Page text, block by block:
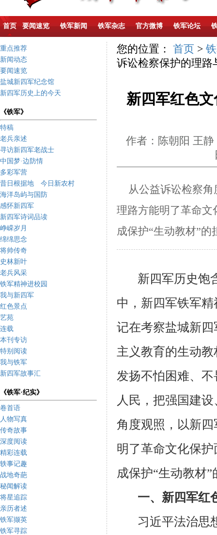
首页 要闻速览 铁军新闻 铁军杂志 官方微博 铁军论坛
重点推荐
新闻动态
要闻速览
盐城新四军纪念馆
新四军历史上的今天
《铁军》
特稿
老兵亲述
寻访新四军老战士
中国梦·边防情
多彩军营
昔日根据地 今日新农村
海洋岛屿与国防
感怀新四军
新四军诗词品读
峥嵘岁月
绵绵思念
将帅传奇
史林新叶
老兵风采
铁军精神进校园
我与新四军
红色景点
艺苑
连载
本刊专访
特别阅读
我与铁军
新四军故事汇
《铁军·纪实》
卷首语
人物写真
传奇故事
深度阅读
精彩连载
轶事记趣
战地奇葩
秘闻解读
将星追踪
亲历者述
铁军撷英
铁军寻踪
您的位置： 首页 >
诉讼检察保护的理路
新四军红色
作者：陈朝阳 王
从公益诉讼检察角
理路方能明了革命文
成保护“生动教材”的
新四军历史饱
中，新四军铁军
记在考察盐城新
主义教育的生动
发扬不怕困难、
人民，把强国建
角度观照，以新
明了革命文化保
成保护“生动教材
一、新四军红
习近平法治思